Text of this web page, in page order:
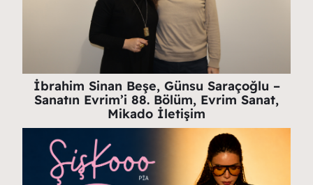
İbrahim Sinan Beşe, Günsu Saraçoğlu –
Sanatın Evrim’i 88. Bölüm, Evrim Sanat,
Mikado İletişim